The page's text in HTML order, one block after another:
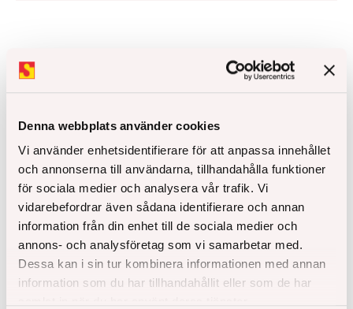
Denna webbplats använder cookies
Vi använder enhetsidentifierare för att anpassa innehållet
och annonserna till användarna, tillhandahålla funktioner
för sociala medier och analysera vår trafik. Vi
vidarebefordrar även sådana identifierare och annan
information från din enhet till de sociala medier och
annons- och analysföretag som vi samarbetar med.
Dessa kan i sin tur kombinera informationen med annan
information som du har tillhandahållit eller som de har
Mer inspiration